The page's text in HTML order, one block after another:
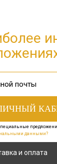
данными?
и оплата